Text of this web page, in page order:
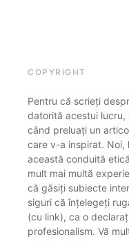
COPYRIGHT
Pentru că scrieți
datorită acestui
când preluați un
care v-a inspirat. Noi,
această conduită
mult mai multă
că găsiți subiecte
siguri că înțelegeți
(cu link), ca o
profesionalism. Vă